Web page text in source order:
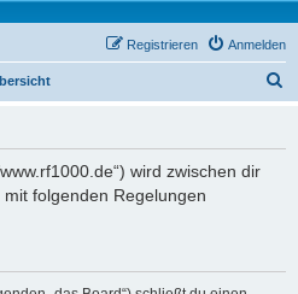
Anmelden
Registrieren
wird zwischen dir
folgenden Regelungen